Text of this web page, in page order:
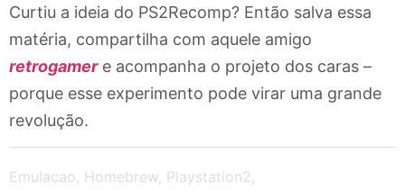
Curtiu a ideia do PS2Recomp? Então salva essa
matéria, compartilha com aquele amigo
retrogamere acompanha o projeto dos caras –
porque esse experimento pode virar uma grande
revolução.
Emulacao , Homebrew, Playstation2 ,